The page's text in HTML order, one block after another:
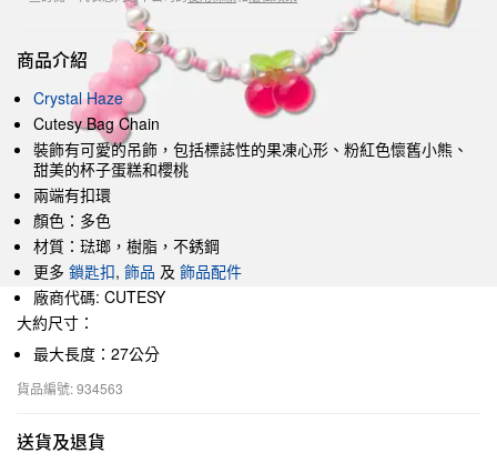
商品介紹
Crystal Haze
Cutesy Bag Chain
裝飾有可愛的吊飾，包括標誌性的果凍心形、粉紅色懷舊小熊、
甜美的杯子蛋糕和櫻桃
兩端有扣環
顏色：多色
材質：琺瑯，樹脂，不銹鋼
更多 鎖匙扣, 飾品 及 飾品配件
廠商代碼: CUTESY
大約尺寸：
最大長度：27公分
貨品編號: 934563
送貨及退貨